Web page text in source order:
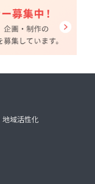
地域活性化